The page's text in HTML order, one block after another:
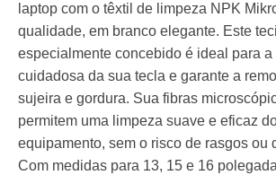
laptop com o têxtil de limpeza NPK
qualidade, em branco elegante. Este
especialmente concebido é ideal para a
cuidadosa da sua tecla e garante a
sujeira e gordura. Sua fibras
permitem uma limpeza suave e eficaz
equipamento, sem o risco de rasgos ou
Com medidas para 13, 15 e 16